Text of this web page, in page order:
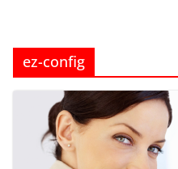
ez-config